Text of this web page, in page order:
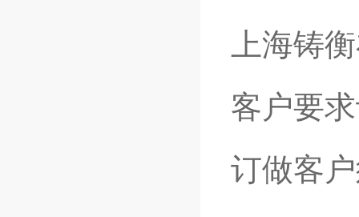
上海铸
客户要
订做客